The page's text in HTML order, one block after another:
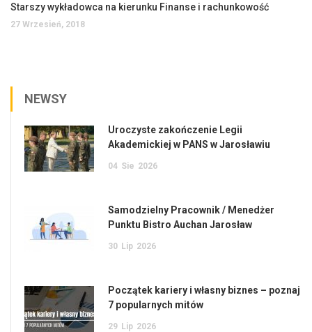
Starszy wykładowca na kierunku Finanse i rachunkowość
27 Wrzesień, 2018
NEWSY
Uroczyste zakończenie Legii
Akademickiej w PANS w Jarosławiu
04 Sie 2026
Samodzielny Pracownik / Menedżer
Punktu Bistro Auchan Jarosław
30 Lip 2026
Początek kariery i własny biznes – poznaj
7 popularnych mitów
29 Lip 2026